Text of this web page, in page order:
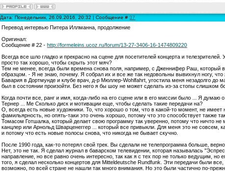
Дата: Понедельник, 26.09.2016, 20:32 | Сообщение #37
Перевод интервью Питера Иллманна, продолжение
Оригинал:
Сообщение # 22 -http://formeleins.ucoz.ru/forum/13-27-3406-16-1474809220
Всегда все шло гладко и прекрасно на сцене для посетителей концерта и
просто так хорошо, чтобы скрыть этот мяч?
Тем не менее, всегда были времена снова поля, например, с Дженнифер Раш, который
образцом. - Я не знаю, почему. Я собрал их и все же так недовольны вывихнул ногу, что
Бавария в Дортмунде и клубе врач, д-р Мюллер-Wohlfahrt, угостила меня незадолго до
был в состоянии произойти. Без него я бы шоу не может сделать из-за стопы слишком
Когда почти все, ранг и имя, когда-либо на его сцене или в его миссии было ... Я думаю
Тернер ... Me Сколько диск и мотивации еще, чтобы сделать такие передачи на?
О, всегда есть новые художники. То, что хорошо о том, что в какой-то момент, не имеет
фамильярность, но опять-таки это очень хорошо, потому что это способствует также
Томасом Готшалка, который делает свою программу так уверенно, потому что ничто не
канцлер или Арнольд Шварценеггер ... который все привыкли. Для меня это не совсем,
и потому что есть новые полосы снова, что никогда не бывает скучно.
После 1990 года, как-то потерял свой трек. Вы сделали не телепрограмма больше,
Нет, это не так. Я сделал журнал в баварском телевидении, которая называлась
направление, но все равно очень интересно, так как я с тех пор не только ведущим, но
того, я сделал несколько концертов для Mitteldeutsche Rundfunk. Эти передачи были
возможно, по всей стране не нашли так много внимания. Но это были частично по-